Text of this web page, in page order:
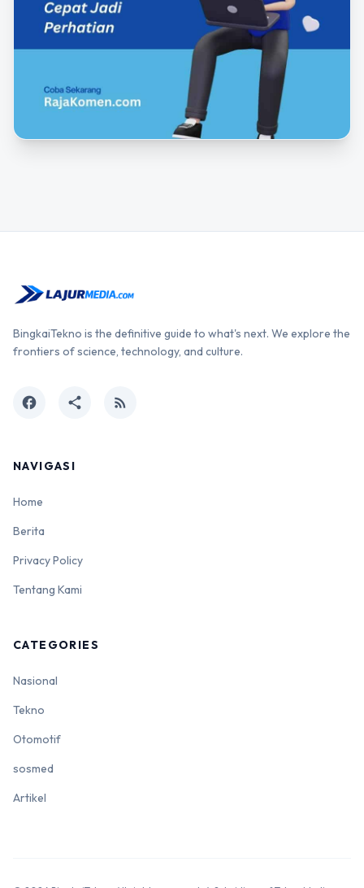
BingkaiTekno is the definitive guide to what's next. We explore the
frontiers of science, technology, and culture.
facebook share rss_feed
NAVIGASI
Home
Berita
Privacy Policy
Tentang Kami
CATEGORIES
Nasional
Tekno
Otomotif
sosmed
Artikel